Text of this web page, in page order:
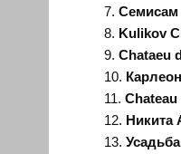
Семисам
Kulikov
Chataeu
Никита